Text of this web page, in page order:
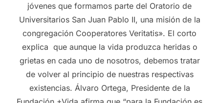
jóvenes que formamos parte del Oratorio de
Universitarios San Juan Pablo II, una misión de la
congregación Cooperatores Veritatis». El corto
explica que aunque la vida produzca heridas o
grietas en cada uno de nosotros, debemos tratar
de volver al principio de nuestras respectivas
existencias. Álvaro Ortega, Presidente de la